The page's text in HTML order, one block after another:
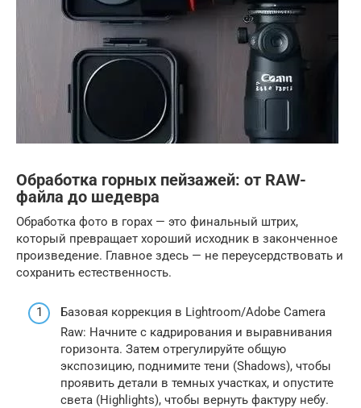
Обработка горных пейзажей: от RAW-
файла до шедевра
Обработка фото в горах — это финальный штрих,
который превращает хороший исходник в законченное
произведение. Главное здесь — не переусердствовать и
сохранить естественность.
Базовая коррекция в Lightroom/Adobe Camera
Raw: Начните с кадрирования и выравнивания
горизонта. Затем отрегулируйте общую
экспозицию, поднимите тени (Shadows), чтобы
проявить детали в темных участках, и опустите
света (Highlights), чтобы вернуть фактуру небу.